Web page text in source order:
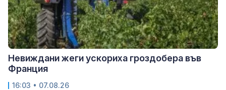
Невиждани жеги ускориха гроздобера във
Франция
16:03 • 07.08.26